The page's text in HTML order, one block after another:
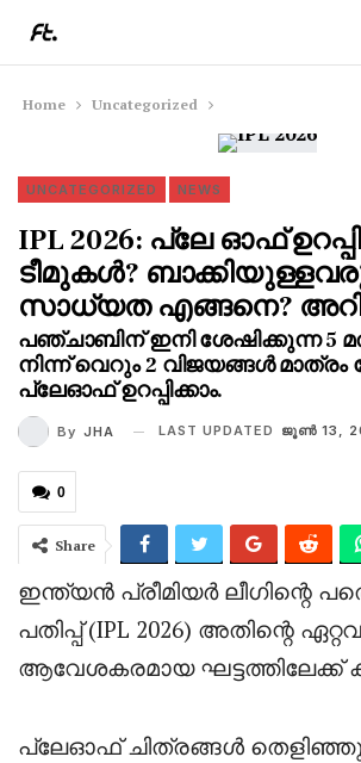
Home Uncategorized
UNCATEGORIZED NEWS
IPL 2026: പ്ലേ ഓഫ്
ടീമുകൾ?
സാധ്യത എങ്ങനെ?
പഞ്ചാബിന് ഇനി ശേഷിക്കുന്ന 5
നിന്ന് വെറും 2 വിജയങ്ങൾ മാത്രം
പ്ലേഓഫ് ഉറപ്പിക്കാം.
By JHA LAST UPDATED ജൂണ്‍ 13,
0
Share
ഇന്ത്യൻ പ്രീമിയർ ലീഗിന്റെ
പതിപ്പ് (IPL 2026) അതിന്റെ
ആവേശകരമായ
പ്ലേഓഫ് ചിത്രങ്ങൾ